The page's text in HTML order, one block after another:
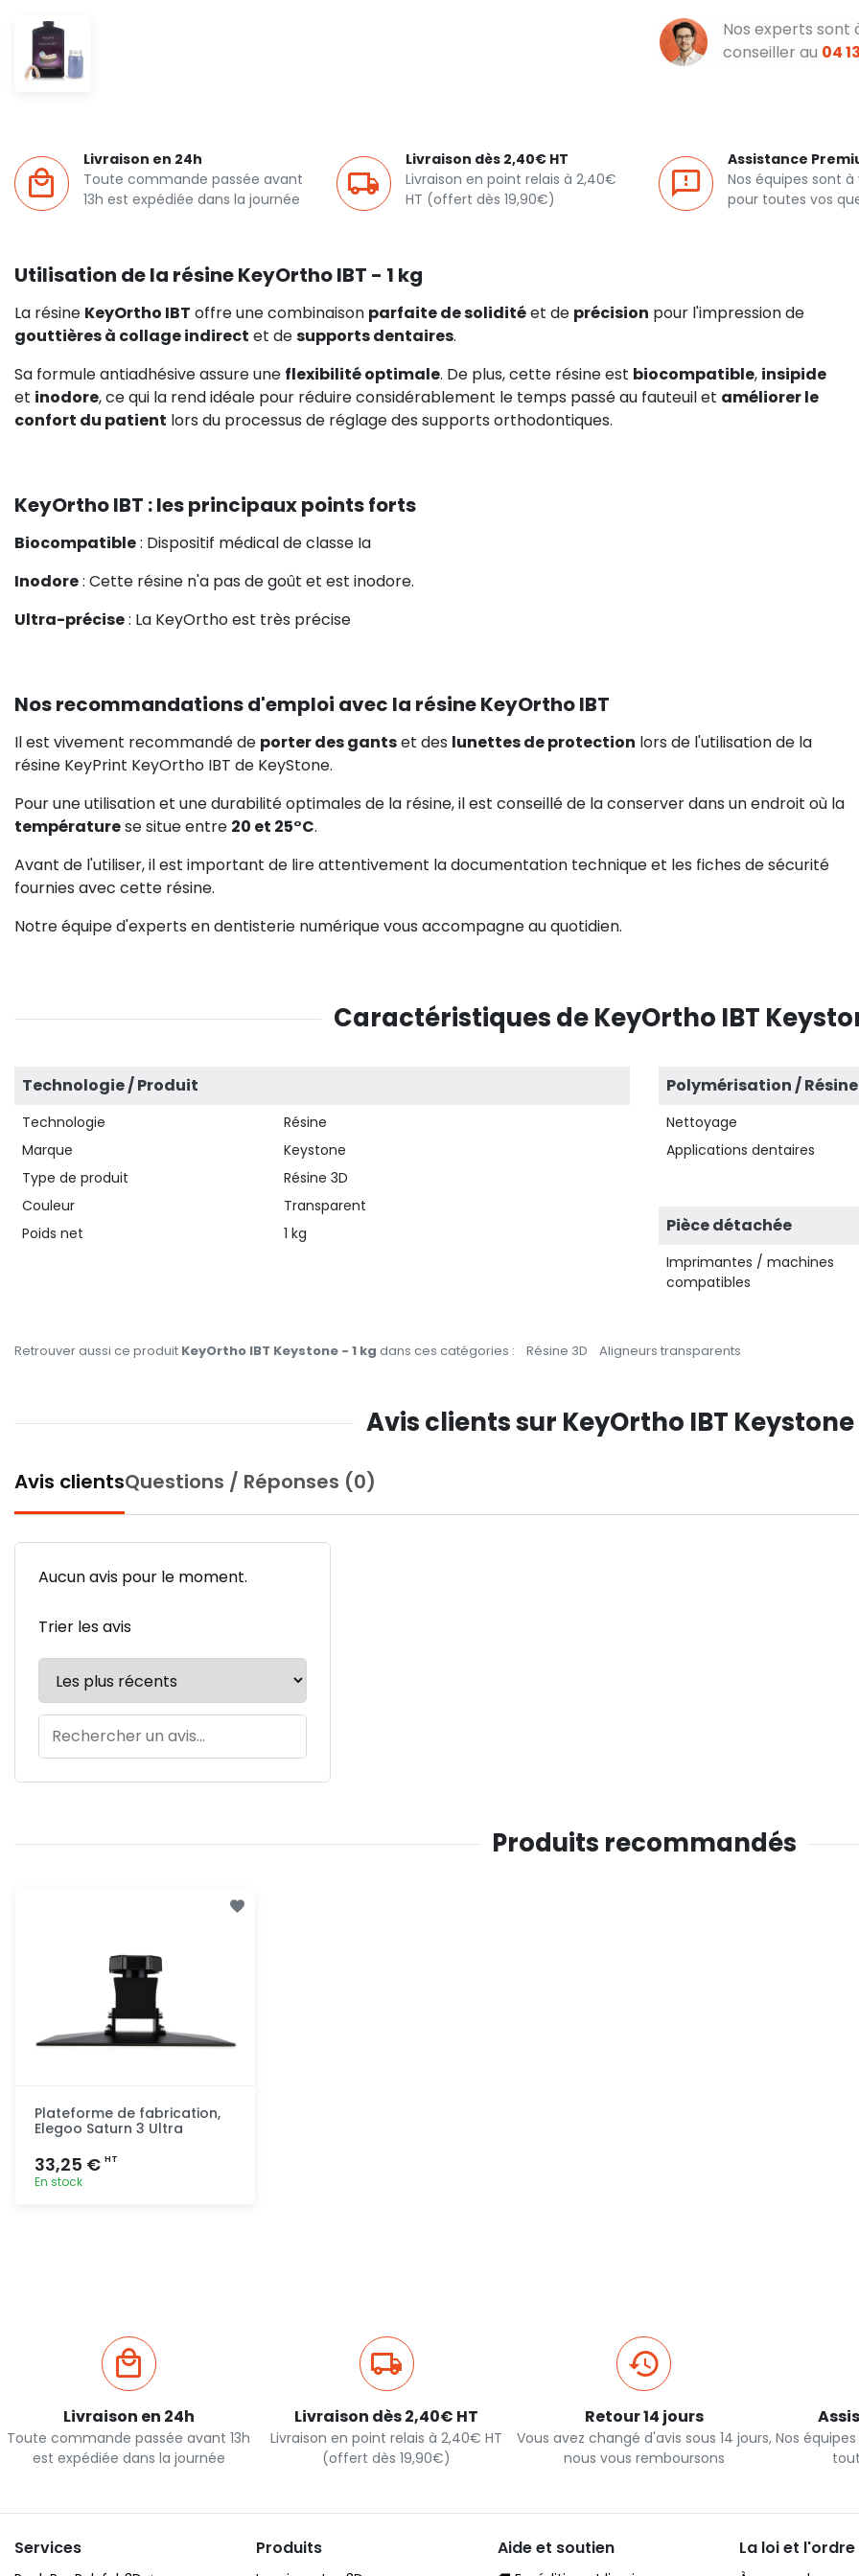
Nos experts sont
conseiller au 04
Livraison en 24h
Toute commande passée avant
13h est expédiée dans la journée
Livraison dès 2,40€ HT
Livraison en point relais à 2,40€
HT (offert dès 19,90€)
Assistance
Nos équipes sont
pour toutes vos
Utilisation de la résine KeyOrtho IBT - 1 kg
La résine KeyOrtho IBT offre une combinaison parfaite de soliditéet de précision pour l'impression de
gouttières à collage indirect et desupports dentaires.
Sa formule antiadhésive assure une flexibilité optimale. De plus, cette résine est biocompatible, insipide
et inodore, ce qui la rend idéale pour réduire considérablement le temps passé au fauteuil et améliorer le
confort du patient lors du processus de réglage des supports orthodontiques.
KeyOrtho IBT : les principaux points forts
Biocompatible: Dispositif médical de classe Ia
Inodore: Cette résine n'a pas de goût et est inodore.
Ultra-précise: La KeyOrtho est très précise
Nos recommandations d'emploi avec la résine KeyOrtho IBT
Il est vivement recommandé de porter des gantset des lunettes de protection lors de l'utilisation de la
résine KeyPrint KeyOrtho IBT de KeyStone.
Pour une utilisation et une durabilité optimales de la résine, il est conseillé de la conserver dans un endroit où la
températurese situe entre 20 et 25°C.
Avant de l'utiliser, il est important de lire attentivement la documentation technique et les fiches de sécurité
fournies avec cette résine.
Notre équipe d'experts en dentisterie numérique vous accompagne au quotidien.
Caractéristiques de KeyOrtho IBT
Technologie / Produit
Technologie
Résine
Marque
Keystone
Type de produit
Résine 3D
Couleur
Transparent
Poids net
1 kg
Polymérisation / Résine
Nettoyage
Applications dentaires
Pièce détachée
Imprimantes / machines
compatibles
Retrouver aussi ce produit KeyOrtho IBT Keystone - 1 kg dans ces catégories : Résine 3D Aligneurs transparents
Avis clients sur KeyOrtho IBT Keystone
Avis clientsQuestions / Réponses (0)
Aucun avis pour le moment.
Trier les avis
Produits recommandés
Plateforme de fabrication,
Elegoo Saturn 3 Ultra
33,25 € HT
En stock
Livraison en 24h
Toute commande passée avant 13h
est expédiée dans la journée
Livraison dès 2,40€ HT
Livraison en point relais à 2,40€ HT
(offert dès 19,90€)
Retour 14 jours
Vous avez changé d'avis sous 14 jours,
nous vous remboursons
Nos
Services Produits Aide et soutien La loi et l'ordre